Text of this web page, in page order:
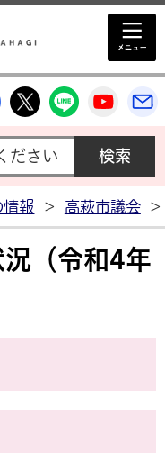
高萩市公式
高萩市公式X
高萩市
高
情報 > 高萩市議会 >
（令和4年